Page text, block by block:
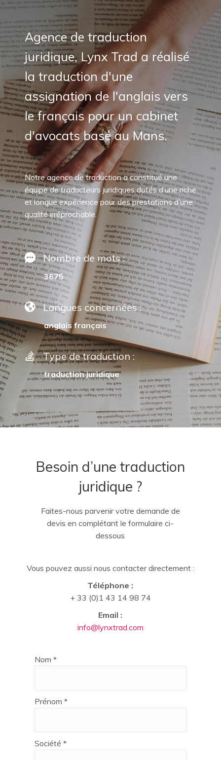
Agence de traduction
juridique, Lynx Trad a réalisé
la traduction d'une
assignation de l'anglais vers
le français pour un cabinet
d'avocats basé au Mans.
Notre agence de traduction a constitué une
équipe de traducteurs juridiques dotés d’une riche
et longue expérience pour des prestations d’une
qualité irréprochable.
Nombre de mots :
3675
Langues concernées :
anglais français
Type de traduction :
traduction juridique
Besoin d’une traduction
juridique ?
Faites-nous parvenir votre demande de
devis en complétant le formulaire ci-
dessous
Vous pouvez aussi nous contacter directement :
Téléphone :
+ 33 (0)1 43 14 98 74
Email :
info@lynxtrad.com
Nom *
Prénom *
Société *